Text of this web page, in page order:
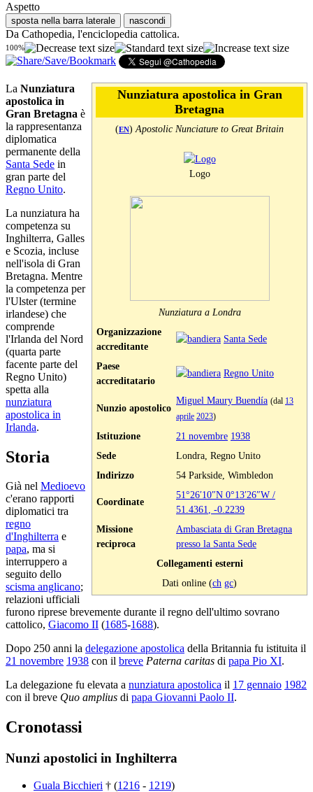
Aspetto
sposta nella barra laterale nascondi
Da Cathopedia, l'enciclopedia cattolica.
100%
Nunziatura apostolica in Gran
Bretagna
(EN) Apostolic Nunciature to Great Britain
Logo
Nunziatura a Londra
Organizzazione
accreditante
Santa Sede
Paese
accreditatario
Regno Unito
Nunzio apostolico
Miguel Maury Buendía (dal 13
aprile 2023)
Istituzione 21 novembre 1938
Sede
Londra, Regno Unito
Indirizzo
54 Parkside, Wimbledon
Coordinate
51°26′10″N 0°13′26″W /
51.4361
-0.2239
Missione
reciproca
Ambasciata di Gran Bretagna
presso la Santa Sede
Collegamenti esterni
Dati online (ch gc)
La Nunziatura
apostolica in
Gran Bretagna è
la rappresentanza
diplomatica
permanente della
Santa Sede in
gran parte del
Regno Unito.
La nunziatura ha
competenza su
Inghilterra, Galles
e Scozia, incluse
nell'isola di Gran
Bretagna. Mentre
la competenza per
l'Ulster (termine
irlandese) che
comprende
l'Irlanda del Nord
(quarta parte
facente parte del
Regno Unito)
spetta alla
nunziatura
apostolica in
Irlanda.
Storia
Già nel Medioevo
c'erano rapporti
diplomatici tra
regno
d'Inghilterra e
papa, ma si
interruppero a
seguito dello
scisma anglicano;
relazioni ufficiali
furono riprese brevemente durante il regno dell'ultimo sovrano
cattolico, Giacomo II (1685-1688).
Dopo 250 anni la delegazione apostolica della Britannia fu istituita il
21 novembre 1938 con il breve Paterna caritas di papa Pio XI.
La delegazione fu elevata a nunziatura apostolica il 17 gennaio 1982
con il breve Quo amplius di papa Giovanni Paolo II.
Cronotassi
Nunzi apostolici in Inghilterra
Guala Bicchieri † (1216 - 1219)